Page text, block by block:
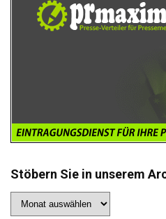
Stöbern Sie in unserem
Sie